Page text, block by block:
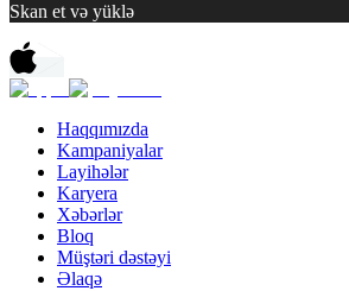
Skan et və yüklə
Haqqımızda
Kampaniyalar
Layihələr
Karyera
Xəbərlər
Bloq
Müştəri dəstəyi
Əlaqə